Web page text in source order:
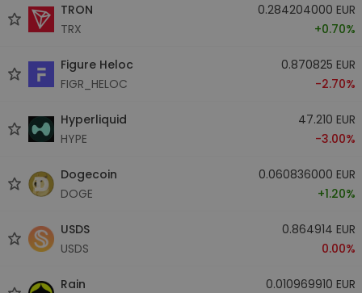
TRON
TRX
0.284204000 EUR
+0.70%
Figure Heloc
FIGR_HELOC
0.870825 EUR
-2.70%
Hyperliquid
HYPE
47.210 EUR
-3.00%
Dogecoin
DOGE
0.060836000 EUR
+1.20%
USDS
USDS
0.864914 EUR
0.00%
Rain
0.010969910 EUR